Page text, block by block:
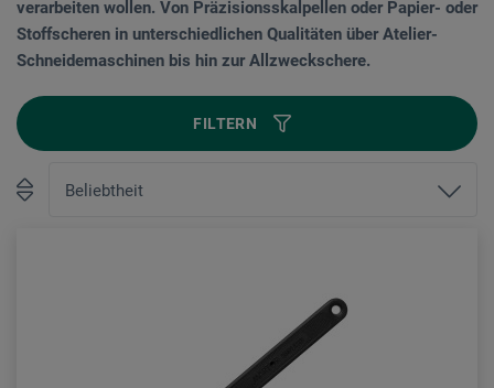
verarbeiten wollen. Von Präzisionsskalpellen oder Papier- oder
Stoffscheren in unterschiedlichen Qualitäten über Atelier-
Schneidemaschinen bis hin zur Allzweckschere.
FILTERN